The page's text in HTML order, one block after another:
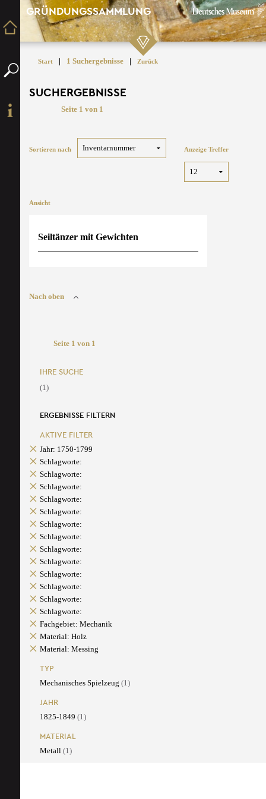
GRÜNDUNGSSAMMLUNG
Start | 1 Suchergebnisse | Zurück
SUCHERGEBNISSE
Seite 1 von 1
Sortieren nach Anzeige Treffer
Ansicht
Seiltänzer mit Gewichten
Nach oben
Seite 1 von 1
IHRE SUCHE
(1)
ERGEBNISSE FILTERN
AKTIVE FILTER
Jahr: 1750-1799
Schlagworte:
Schlagworte:
Schlagworte:
Schlagworte:
Schlagworte:
Schlagworte:
Schlagworte:
Schlagworte:
Schlagworte:
Schlagworte:
Schlagworte:
Schlagworte:
Schlagworte:
Fachgebiet: Mechanik
Material: Holz
Material: Messing
TYP
Mechanisches Spielzeug (1)
JAHR
1825-1849 (1)
MATERIAL
Metall (1)